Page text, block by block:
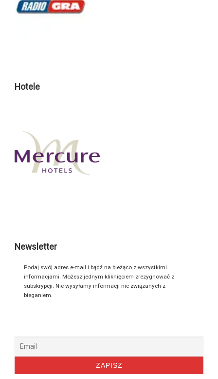
Hotele
Newsletter
Podaj swój adres e-mail i bądź na bieżąco z wszystkimi
informacjami. Możesz jednym kliknięciem zrezygnować z
subskrypcji. Nie wysyłamy informacji nie związanych z
bieganiem.